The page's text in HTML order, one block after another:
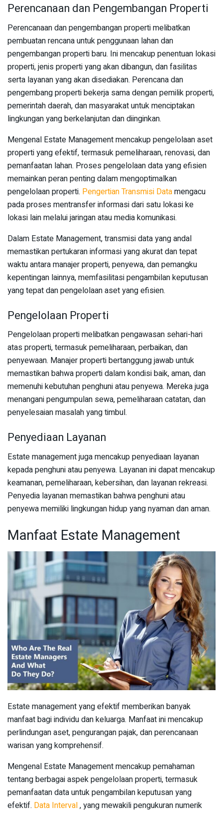
Perencanaan dan Pengembangan Properti
Perencanaan dan pengembangan properti melibatkan
pembuatan rencana untuk penggunaan lahan dan
pengembangan properti baru. Ini mencakup penentuan lokasi
properti, jenis properti yang akan dibangun, dan fasilitas
serta layanan yang akan disediakan. Perencana dan
pengembang properti bekerja sama dengan pemilik properti,
pemerintah daerah, dan masyarakat untuk menciptakan
lingkungan yang berkelanjutan dan diinginkan.
Mengenal Estate Management mencakup pengelolaan aset
properti yang efektif, termasuk pemeliharaan, renovasi, dan
pemanfaatan lahan. Proses pengelolaan data yang efisien
memainkan peran penting dalam mengoptimalkan
pengelolaan properti. Pengertian Transmisi Datamengacu
pada proses mentransfer informasi dari satu lokasi ke
lokasi lain melalui jaringan atau media komunikasi.
Dalam Estate Management, transmisi data yang andal
memastikan pertukaran informasi yang akurat dan tepat
waktu antara manajer properti, penyewa, dan pemangku
kepentingan lainnya, memfasilitasi pengambilan keputusan
yang tepat dan pengelolaan aset yang efisien.
Pengelolaan Properti
Pengelolaan properti melibatkan pengawasan sehari-hari
atas properti, termasuk pemeliharaan, perbaikan, dan
penyewaan. Manajer properti bertanggung jawab untuk
memastikan bahwa properti dalam kondisi baik, aman, dan
memenuhi kebutuhan penghuni atau penyewa. Mereka juga
menangani pengumpulan sewa, pemeliharaan catatan, dan
penyelesaian masalah yang timbul.
Penyediaan Layanan
Estate management juga mencakup penyediaan layanan
kepada penghuni atau penyewa. Layanan ini dapat mencakup
keamanan, pemeliharaan, kebersihan, dan layanan rekreasi.
Penyedia layanan memastikan bahwa penghuni atau
penyewa memiliki lingkungan hidup yang nyaman dan aman.
Manfaat Estate Management
Estate management yang efektif memberikan banyak
manfaat bagi individu dan keluarga. Manfaat ini mencakup
perlindungan aset, pengurangan pajak, dan perencanaan
warisan yang komprehensif.
Mengenal Estate Management mencakup pemahaman
tentang berbagai aspek pengelolaan properti, termasuk
pemanfaatan data untuk pengambilan keputusan yang
efektif. Data Interval, yang mewakili pengukuran numerik